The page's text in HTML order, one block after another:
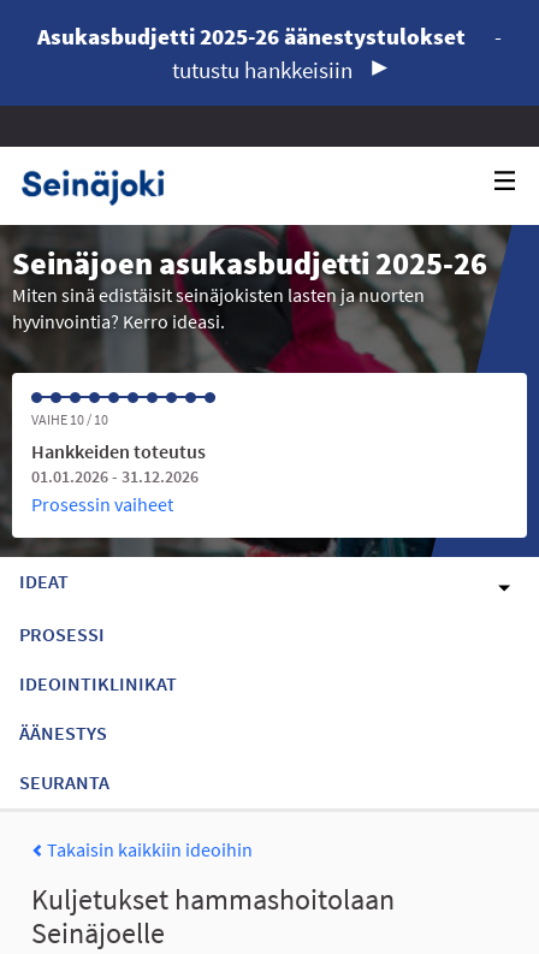
Asukasbudjetti 2025-26 äänestystulokset
-
tutustu hankkeisiin
Seinäjoen asukasbudjetti 2025-26
Miten sinä edistäisit seinäjokisten lasten ja nuorten
hyvinvointia? Kerro ideasi.
VAIHE 10 / 10
Hankkeiden toteutus
01.01.2026 - 31.12.2026
Prosessin vaiheet
IDEAT
PROSESSI
IDEOINTIKLINIKAT
ÄÄNESTYS
SEURANTA
Takaisin kaikkiin ideoihin
Kuljetukset hammashoitolaan
Seinäjoelle